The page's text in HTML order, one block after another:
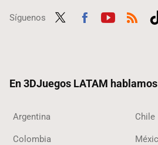
Síguenos
En 3DJuegos LATAM
Argentina Chile
Colombia